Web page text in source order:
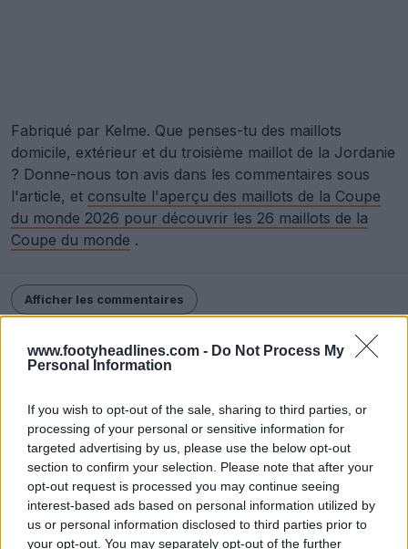
www.footyheadlines.com - Do Not Process My
Personal Information
If you wish to opt-out of the sale, sharing to third parties, or
processing of your personal or sensitive information for
targeted advertising by us, please use the below opt-out
section to confirm your selection. Please note that after your
opt-out request is processed you may continue seeing
interest-based ads based on personal information utilized by
us or personal information disclosed to third parties prior to
your opt-out. You may separately opt-out of the further
Fabriqué par Kelme. Que penses-tu des maillots
domicile, extérieur et du troisième maillot de la Jordanie
? Donne-nous ton avis dans les commentaires sous
l'article, et consulte l'aperçu des maillots de la Coupe
du monde 2026 pour découvrir les 26 maillots de la
Coupe du monde .
Afficher les commentaires
International Jordan Kelme
Maillots
Partager